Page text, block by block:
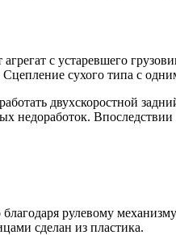
с устаревшего
Сцепление сухого типа с
двухскоростной
недоработок.
рулевому
сделан из пластика.